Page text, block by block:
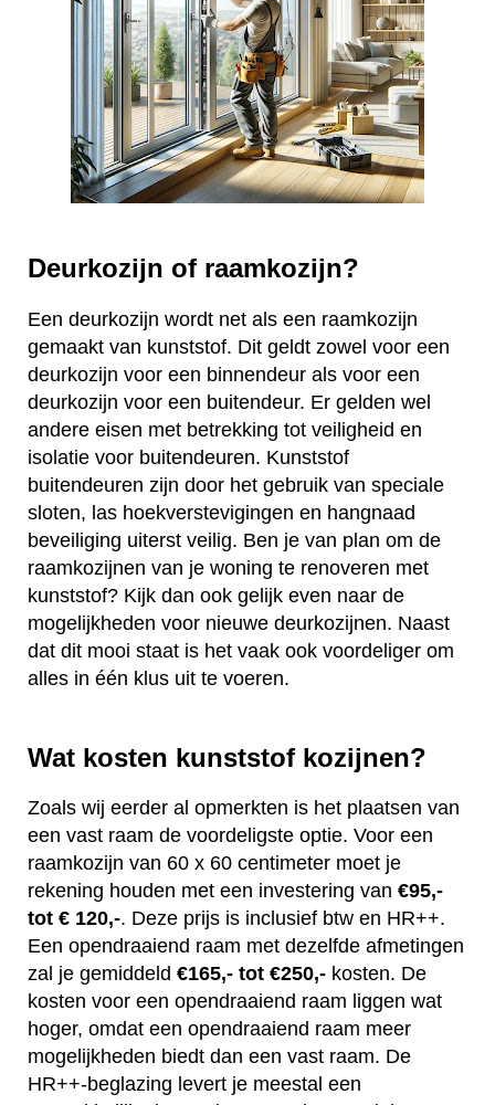
Deurkozijn of raamkozijn?
Een deurkozijn wordt net als een raamkozijn
gemaakt van kunststof. Dit geldt zowel voor een
deurkozijn voor een binnendeur als voor een
deurkozijn voor een buitendeur. Er gelden wel
andere eisen met betrekking tot veiligheid en
isolatie voor buitendeuren. Kunststof
buitendeuren zijn door het gebruik van speciale
sloten, las hoekverstevigingen en hangnaad
beveiliging uiterst veilig. Ben je van plan om de
raamkozijnen van je woning te renoveren met
kunststof? Kijk dan ook gelijk even naar de
mogelijkheden voor nieuwe deurkozijnen. Naast
dat dit mooi staat is het vaak ook voordeliger om
alles in één klus uit te voeren.
Wat kosten kunststof kozijnen?
Zoals wij eerder al opmerkten is het plaatsen van
een vast raam de voordeligste optie. Voor een
raamkozijn van 60 x 60 centimeter moet je
rekening houden met een investering van €95,-
tot € 120,-. Deze prijs is inclusief btw en HR++.
Een opendraaiend raam met dezelfde afmetingen
zal je gemiddeld €165,- tot €250,- kosten. De
kosten voor een opendraaiend raam liggen wat
hoger, omdat een opendraaiend raam meer
mogelijkheden biedt dan een vast raam. De
HR++-beglazing levert je meestal een